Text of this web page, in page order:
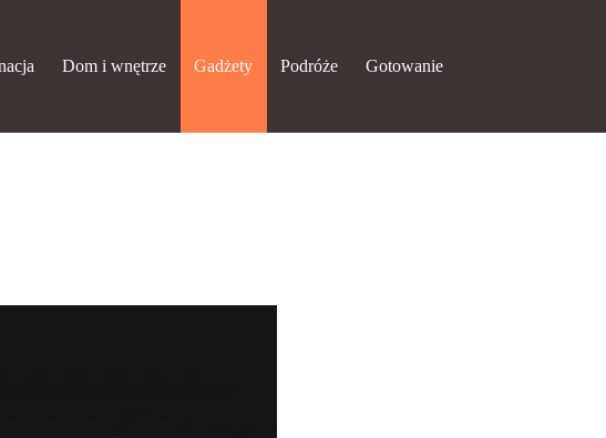
Dom i wnętrze Gadżety Podróże Gotowanie